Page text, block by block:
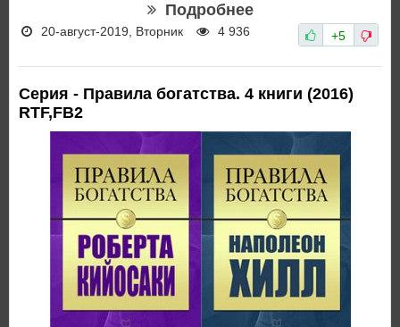
Подробнее
20-август-2019, Вторник 4 936 +5
Серия - Правила богатства. 4 книги (2016)
RTF,FB2